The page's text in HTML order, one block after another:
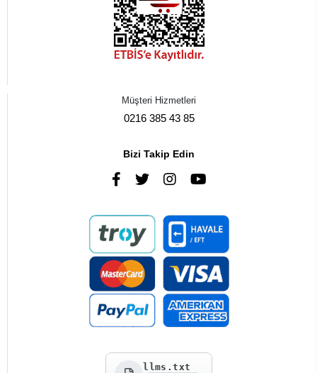
Müşteri Hizmetleri
0216 385 43 85
Bizi Takip Edin
llms.txt